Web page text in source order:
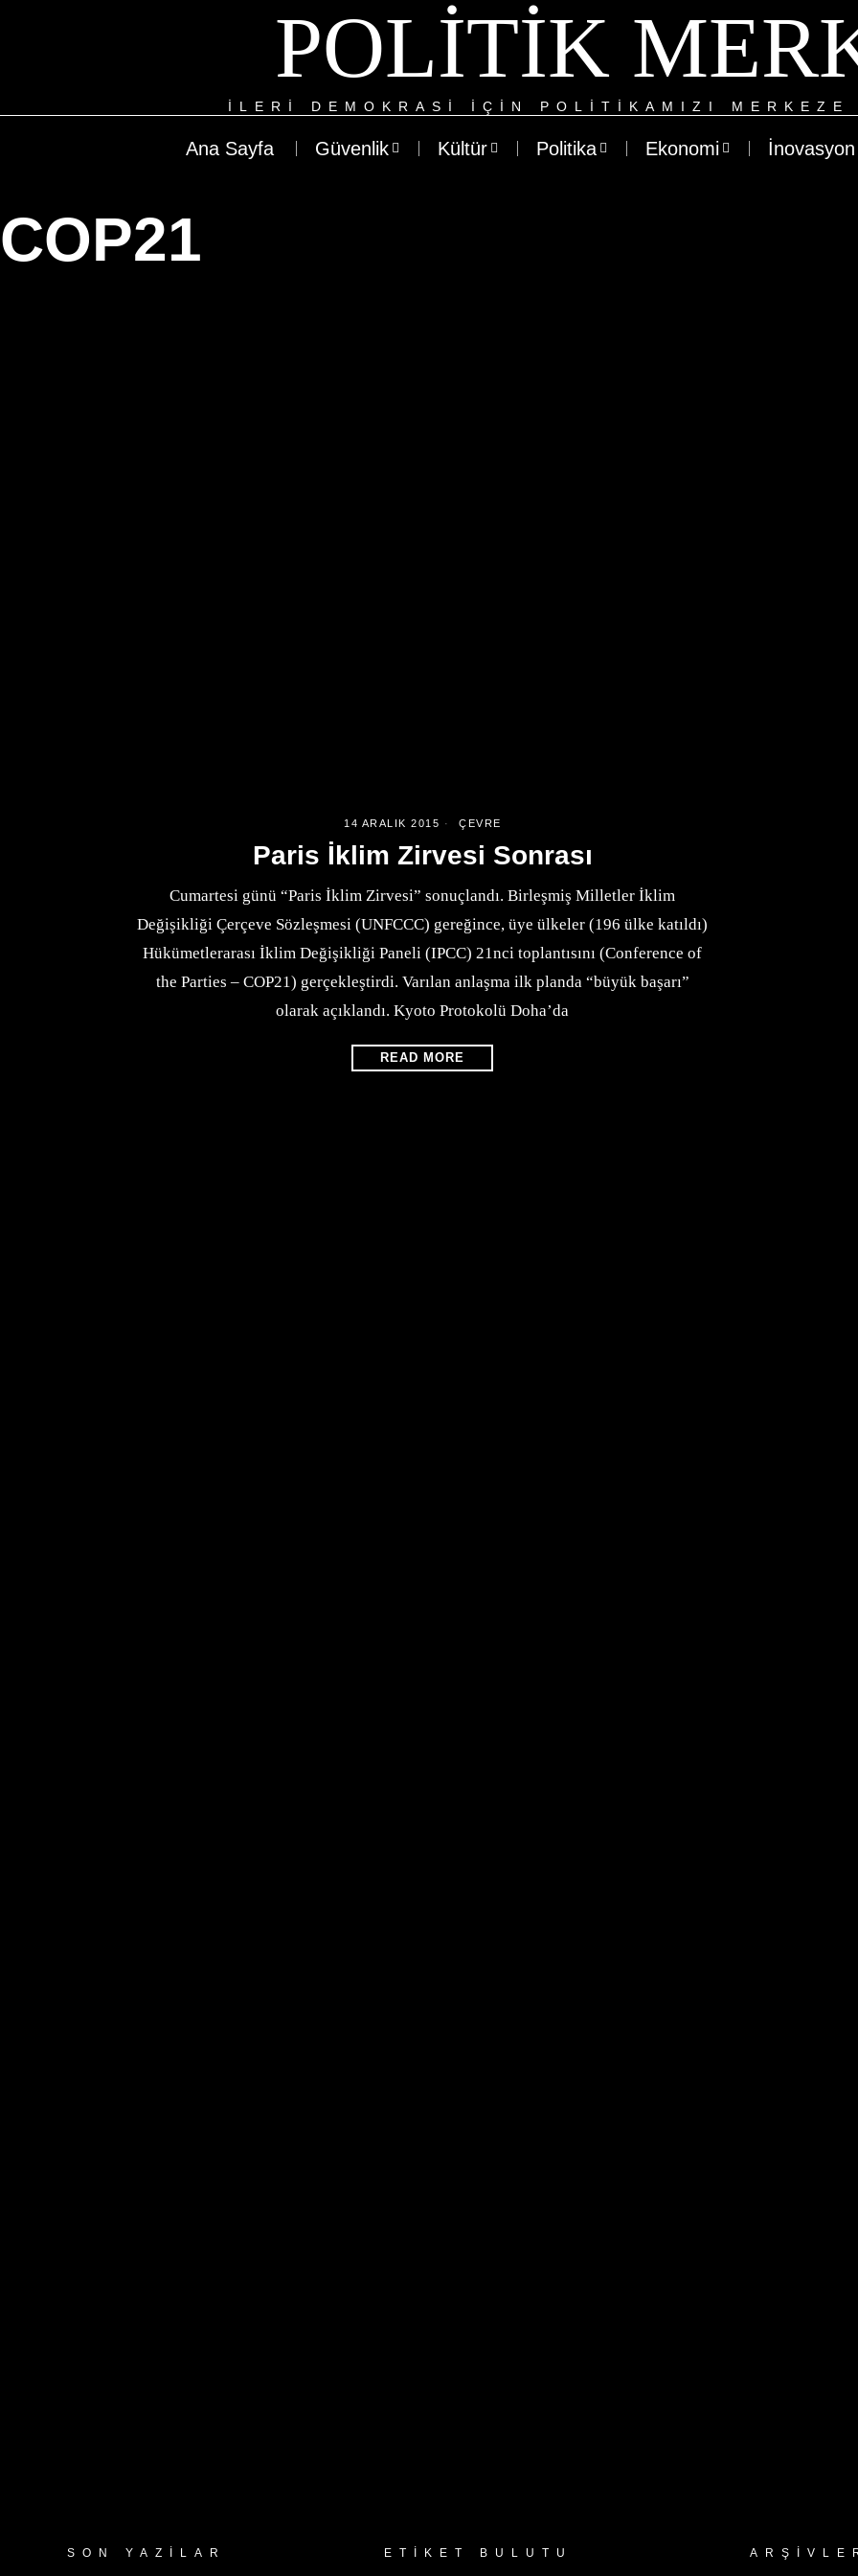
POLITIK
ILERI DEMOKRASI IÇIN POLITIKAMIZI
Ana Sayfa Güvenlik Kültür Politika Ekonomi İnovasyon
COP21
14 ARALIK 2015 ÇEVRE
Paris İklim Zirvesi Sonrası
Cumartesi günü “Paris İklim Zirvesi” sonuçlandı. Birleşmiş Milletler İklim
Değişikliği Çerçeve Sözleşmesi (UNFCCC) gereğince, üye ülkeler (196 ülke katıldı)
Hükümetlerarası İklim Değişikliği Paneli (IPCC) 21nci toplantısını (Conference of
the Parties – COP21) gerçekleştirdi. Varılan anlaşma ilk planda “büyük başarı”
olarak açıklandı. Kyoto Protokolü Doha’da
READ MORE
SON YAZILAR ETIKET BULUTU